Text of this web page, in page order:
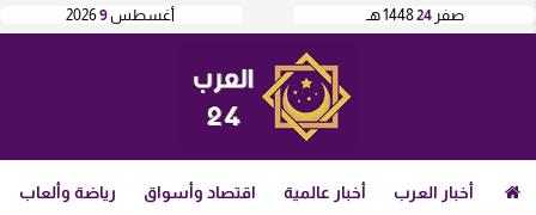
أغسطس9
2026 صفر 241448 هـ
أخبار العرب أخبار عالمية اقتصاد وأسواق رياضة وألعاب